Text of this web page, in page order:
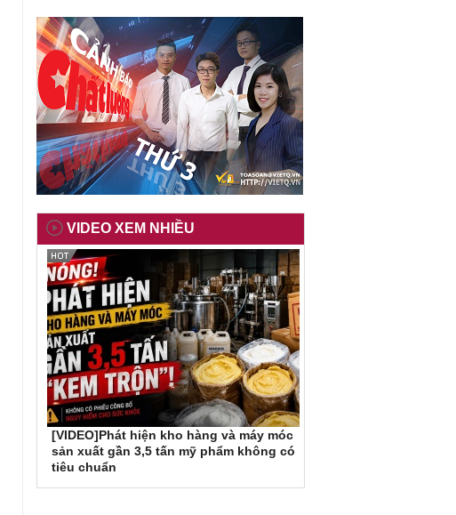
VIDEO XEM NHIỀU
[VIDEO]Phát hiện kho hàng và máy móc
sản xuất gần 3,5 tấn mỹ phẩm không có
tiêu chuẩn